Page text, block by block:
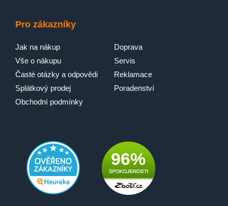
Pro zákazníky
Jak na nákup
Vše o nákupu
Časté otázky a odpovědi
Splátkový prodej
Obchodní podmínky
Doprava
Servis
Reklamace
Poradenství
96%